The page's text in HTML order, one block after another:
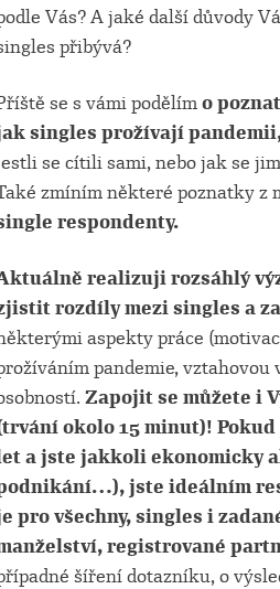
Vás? A jaké další důvody
přibývá?
se s vámi podělímo
singles prožívají
se cítili sami, nebo jak se
zmíním některé poznatky z
respondenty.
realizuji rozsáhlý
rozdíly mezi singles a
aspekty práce
pandemie, vztahovou
Zapojit se můžete i
okolo 15 minut)!
a jste jakkoli ekonomicky
jste ideálním
pro všechny, singles i
registrované
šíření dotazníku, o